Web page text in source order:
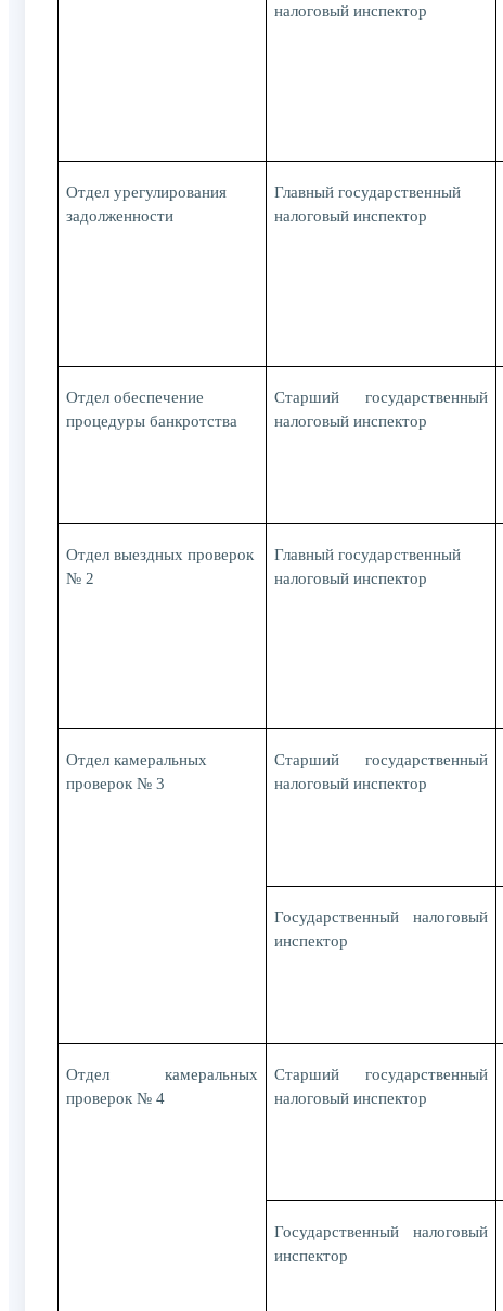
налоговый инспектор
Отдел урегулирования
задолженности
Главный государственный
налоговый инспектор
Отдел обеспечение
процедуры банкротства
Старший государственный
налоговый инспектор
Отдел выездных проверок
№ 2
Главный государственный
налоговый инспектор
Отдел камеральных
проверок № 3
Старший государственный
налоговый инспектор
Государственный налоговый
инспектор
Отдел камеральных
проверок № 4
Старший государственный
налоговый инспектор
Государственный налоговый
инспектор